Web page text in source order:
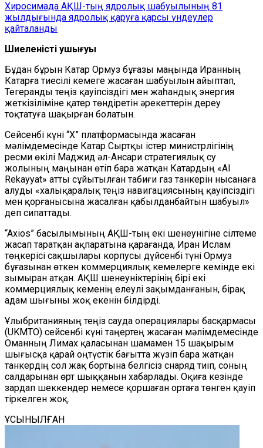
Хиросимада АҚШ-тың ядролық шабуылының 81
жылдығында ядролық қаруға қарсы үндеулер
қайталанды
Шиеленістің ушығуы
Бұдан бұрын Катар Ормуз бұғазы маңында Иранның
Катарға тиесілі кемеге жасаған шабуылын айыптап,
Тегеранды теңіз қауіпсіздігі мен жаһандық энергия
жеткізіліміне қатер төндіретін әрекеттерін дереу
тоқтатуға шақырған болатын.
Сейсенбі күні “Х” платформасында жасаған
мәлімдемесінде Катар Сыртқы істер министрлігінің
ресми өкілі Маджид әл-Ансари стратегиялық су
жолының маңынан өтіп бара жатқан Катардың «Al
Rekayyat» атты сұйытылған табиғи газ танкерін нысанаға
алуды «халықаралық теңіз навигациясының қауіпсіздігі
мен қорғанысына жасалған қабылданбайтын шабуыл»
деп сипаттады.
“Axios” басылымының АҚШ-тың екі шенеунігіне сілтеме
жасап таратқан ақпаратына қарағанда, Иран Ислам
төңкерісі сақшылары корпусы дүйсенбі түні Ормуз
бұғазынан өткен коммерциялық кемелерге кемінде екі
зымыран атқан. АҚШ шенеуніктерінің бірі екі
коммерциялық кеменің елеулі зақымданғанын, бірақ
адам шығыны жоқ екенін білдірді.
Ұлыбританияның теңіз сауда операциялары басқармасы
(UKMTO) сейсенбі күні таңертең жасаған мәлімдемесінде
Оманның Лимах қаласынан шамамен 15 шақырым
шығысқа қарай оңтүстік бағытта жүзіп бара жатқан
танкердің сол жақ бортына белгісіз снаряд тиіп, соның
салдарынан өрт шыққанын хабарлады. Оқиға кезінде
зардап шеккендер немесе қоршаған ортаға төнген қауіп
тіркелген жоқ.
ҰСЫНЫЛҒАН